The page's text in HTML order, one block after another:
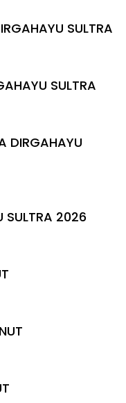
SULTRA
SULTRA
DIRGAHAYU
SULTRA 2026